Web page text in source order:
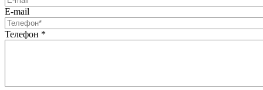
E-mail
Телефон *